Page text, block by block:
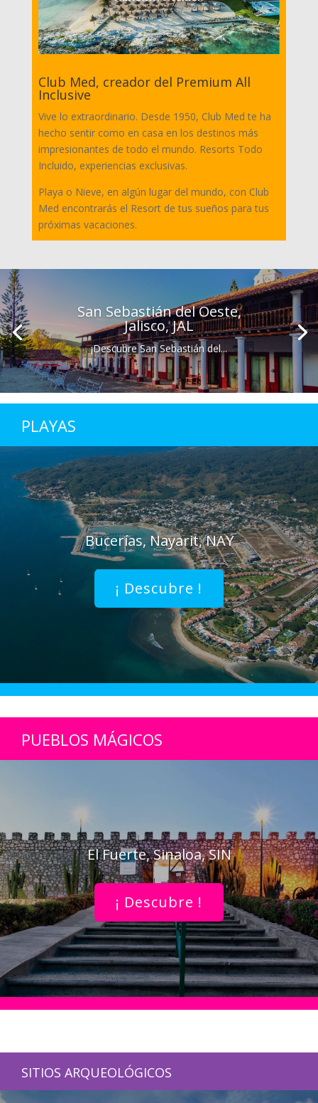
Club Med, creador del Premium All
Inclusive
Vive lo extraordinario. Desde 1950, Club Med te ha
hecho sentir como en casa en los destinos más
impresionantes de todo el mundo. Resorts Todo
Incluido, experiencias exclusivas.
Playa o Nieve, en algún lugar del mundo, con Club
Med encontrarás el Resort de tus sueños para tus
próximas vacaciones.
San Sebastián del Oeste,
Jalisco, JAL
¡Descubre San Sebastián del...
PLAYAS
Bucerías, Nayarit, NAY
¡ Descubre !
PUEBLOS MÁGICOS
El Fuerte, Sinaloa, SIN
¡ Descubre !
SITIOS ARQUEOLÓGICOS